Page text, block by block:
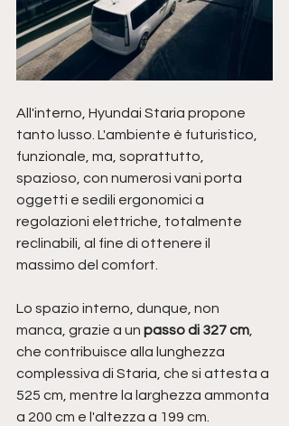
All'interno, Hyundai Staria propone
tanto lusso. L'ambiente è futuristico,
funzionale, ma, soprattutto,
spazioso, con numerosi vani porta
oggetti e sedili ergonomici a
regolazioni elettriche, totalmente
reclinabili, al fine di ottenere il
massimo del comfort.
Lo spazio interno, dunque, non
manca, grazie a un passo di 327 cm
che contribuisce alla lunghezza
complessiva di Staria, che si attesta a
525 cm, mentre la larghezza ammonta
a 200 cm e l'altezza a 199 cm.